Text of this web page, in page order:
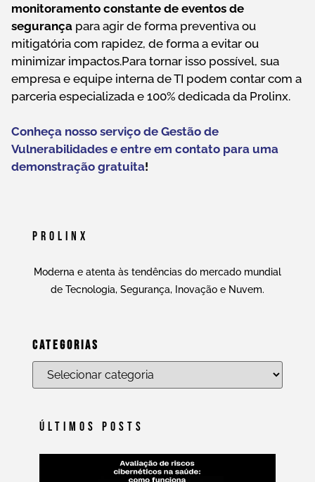
monitoramento constante de eventos de
segurança para agir de forma preventiva ou
mitigatória com rapidez, de forma a evitar ou
minimizar impactos.Para tornar isso possível, sua
empresa e equipe interna de TI podem contar com a
parceria especializada e 100% dedicada da Prolinx.
Conheça nosso serviço de Gestão de
Vulnerabilidades e entre em contato para uma
demonstração gratuita!
Prolinx
Moderna e atenta às tendências do mercado mundial
de Tecnologia, Segurança, Inovação e Nuvem.
Categorias
Últimos Posts